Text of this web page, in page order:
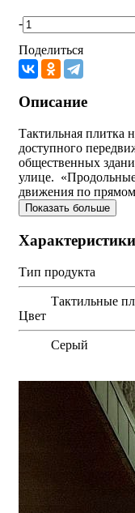
-
Поделиться
Описание
Тактильная плитка
доступного
общественных
улице.
движения по
Показать больше
Характеристики
Тип продукта
Тактильные
Цвет
Серый